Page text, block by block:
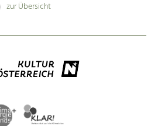
zur Übersicht